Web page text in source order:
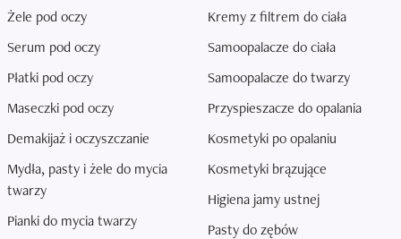
Żele pod oczy
Serum pod oczy
Płatki pod oczy
Maseczki pod oczy
Demakijaż i oczyszczanie
Mydła, pasty i żele do mycia
twarzy
Pianki do mycia twarzy
Kremy z filtrem do ciała
Samoopalacze do ciała
Samoopalacze do twarzy
Przyspieszacze do opalania
Kosmetyki po opalaniu
Kosmetyki brązujące
Higiena jamy ustnej
Pasty do zębów